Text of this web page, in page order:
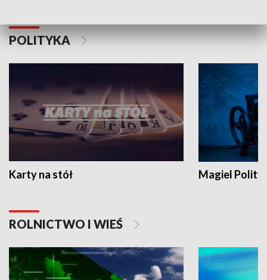
POLITYKA
Karty na stół Magiel
ROLNICTWO I WIEŚ